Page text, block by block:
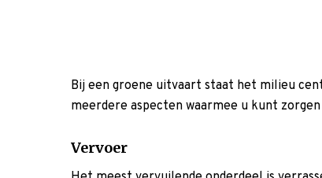
Bij een groene uitvaart staat het milieu
meerdere aspecten waarmee u kunt
Vervoer